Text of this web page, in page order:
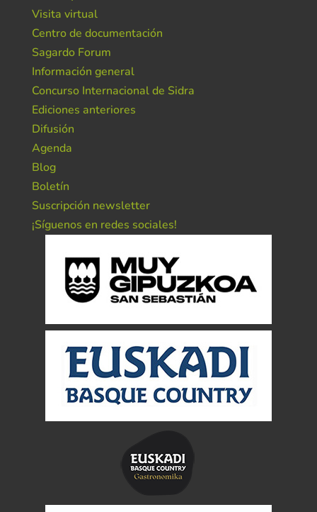
Visita virtual
Centro de documentación
Sagardo Forum
Información general
Concurso Internacional de Sidra
Ediciones anteriores
Difusión
Agenda
Blog
Boletín
Suscripción newsletter
¡Síguenos en redes sociales!